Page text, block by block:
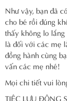
Như vậy, bạn đã
cho bé rồi đúng
thấy không lo
là đối với các mẹ
đồng hành cùng
vấn các mẹ nhé!
Mọi chi tiết vui
TIỆC LƯU ĐỘNG